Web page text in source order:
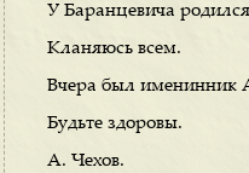
У Баранцевича
Кланяюсь всем.
Вчера был именинник
Будьте здоровы.
А. Чехов.